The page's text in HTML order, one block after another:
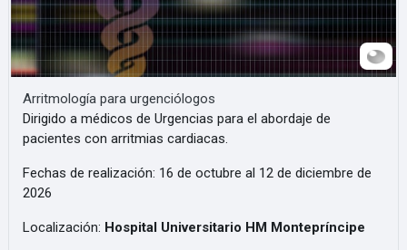
Arritmología para urgenciólogos
Dirigido a médicos de Urgencias para el abordaje de
pacientes con arritmias cardiacas.
Fechas de realización: 16 de octubre al 12 de diciembre de
2026
Localización: Hospital Universitario HM Montepríncipe